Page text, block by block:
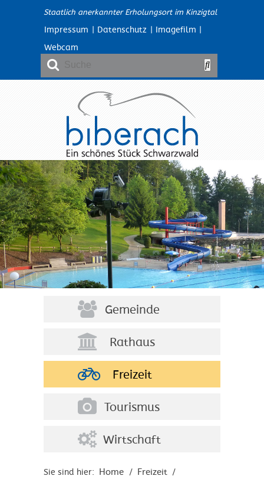
Staatlich anerkannter Erholungsort im Kinzigtal
Impressum | Datenschutz | Imagefilm |
Webcam
Gemeinde
Rathaus
Freizeit
Tourismus
Wirtschaft
Sie sind hier: Home / Freizeit /